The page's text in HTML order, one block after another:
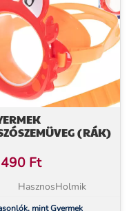
(RÁK)
Ft
HasznosHolmik
mint Gyermek